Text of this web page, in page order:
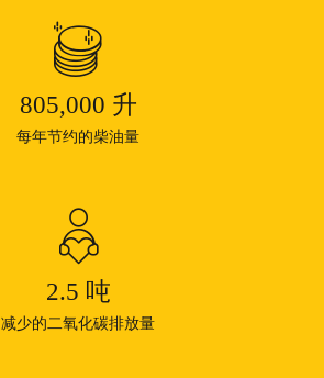
805,000 升
每年节约的柴油量
2.5 吨
减少的二氧化碳排放量